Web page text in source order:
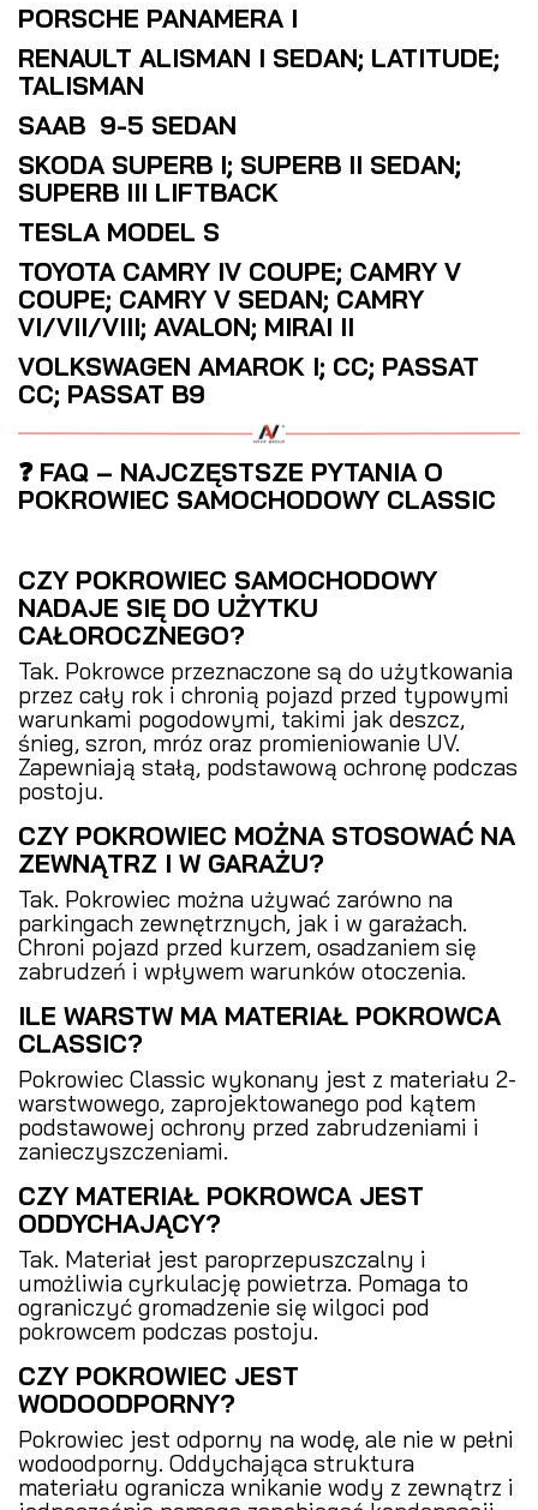
PORSCHE PANAMERA I
RENAULT ALISMAN I SEDAN; LATITUDE;
TALISMAN
SAAB 9-5 SEDAN
SKODA SUPERB I; SUPERB II SEDAN;
SUPERB III LIFTBACK
TESLA MODEL S
TOYOTA CAMRY IV COUPE; CAMRY V
COUPE; CAMRY V SEDAN; CAMRY
VI/VII/VIII; AVALON; MIRAI II
VOLKSWAGEN AMAROK I; CC; PASSAT
CC; PASSAT B9
❓ FAQ – NAJCZĘSTSZE PYTANIA O
POKROWIEC SAMOCHODOWY CLASSIC
CZY POKROWIEC SAMOCHODOWY
NADAJE SIĘ DO UŻYTKU
CAŁOROCZNEGO?
Tak. Pokrowce przeznaczone są do użytkowania
przez cały rok i chronią pojazd przed typowymi
warunkami pogodowymi, takimi jak deszcz,
śnieg, szron, mróz oraz promieniowanie UV.
Zapewniają stałą, podstawową ochronę podczas
postoju.
CZY POKROWIEC MOŻNA STOSOWAĆ NA
ZEWNĄTRZ I W GARAŻU?
Tak. Pokrowiec można używać zarówno na
parkingach zewnętrznych, jak i w garażach.
Chroni pojazd przed kurzem, osadzaniem się
zabrudzeń i wpływem warunków otoczenia.
ILE WARSTW MA MATERIAŁ POKROWCA
CLASSIC?
Pokrowiec Classic wykonany jest z materiału 2-
warstwowego, zaprojektowanego pod kątem
podstawowej ochrony przed zabrudzeniami i
zanieczyszczeniami.
CZY MATERIAŁ POKROWCA JEST
ODDYCHAJĄCY?
Tak. Materiał jest paroprzepuszczalny i
umożliwia cyrkulację powietrza. Pomaga to
ograniczyć gromadzenie się wilgoci pod
pokrowcem podczas postoju.
CZY POKROWIEC JEST
WODOODPORNY?
Pokrowiec jest odporny na wodę, ale nie w pełni
wodoodporny. Oddychająca struktura
materiału ogranicza wnikanie wody z zewnątrz i